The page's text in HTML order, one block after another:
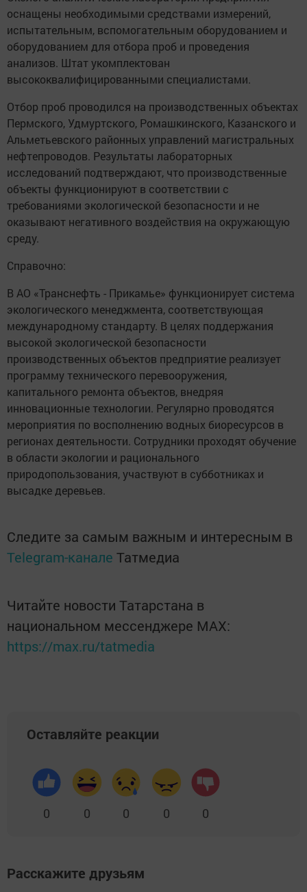
оснащены необходимыми средствами измерений,
испытательным, вспомогательным оборудованием и
оборудованием для отбора проб и проведения
анализов. Штат укомплектован
высококвалифицированными специалистами.
Отбор проб проводился на производственных объектах
Пермского, Удмуртского, Ромашкинского, Казанского и
Альметьевского районных управлений магистральных
нефтепроводов. Результаты лабораторных
исследований подтверждают, что производственные
объекты функционируют в соответствии с
требованиями экологической безопасности и не
оказывают негативного воздействия на окружающую
среду.
Справочно:
В АО «Транснефть - Прикамье» функционирует система
экологического менеджмента, соответствующая
международному стандарту. В целях поддержания
высокой экологической безопасности
производственных объектов предприятие реализует
программу технического перевооружения,
капитального ремонта объектов, внедряя
инновационные технологии. Регулярно проводятся
мероприятия по восполнению водных биоресурсов в
регионах деятельности. Сотрудники проходят обучение
в области экологии и рационального
природопользования, участвуют в субботниках и
высадке деревьев.
Следите за самым важным и интересным в
Telegram-канале Татмедиа
Читайте новости Татарстана в
национальном мессенджере MАХ:
https://max.ru/tatmedia
Оставляйте реакции
0 0 0 0 0
Расскажите друзьям